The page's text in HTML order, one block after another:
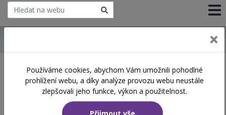
Školení začínající 21. 05.
2026
Používáme cookies, abychom Vám umožnili pohodlné
prohlížení webu, a díky analýze provozu webu neustále
zlepšovali jeho funkce, výkon a použitelnost.